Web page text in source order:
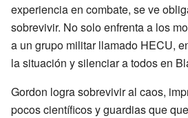
experiencia en combate, se ve
sobrevivir. No solo enfrenta a los
a un grupo militar llamado HECU,
la situación y silenciar a todos en
Gordon logra sobrevivir al caos,
pocos científicos y guardias que